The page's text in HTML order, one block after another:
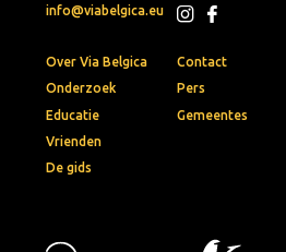
info@viabelgica.eu
Over Via Belgica
Onderzoek
Educatie
Vrienden
De gids
Contact
Pers
Gemeentes